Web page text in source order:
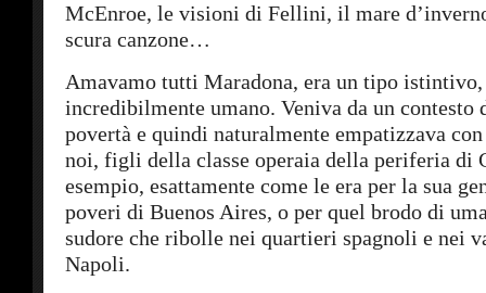
McEnroe, le visioni di Fellini, il mare
scura canzone…
Amavamo tutti Maradona, era un tipo istintivo,
incredibilmente umano. Veniva da un contesto
povertà e quindi naturalmente empatizzava
noi, figli della classe operaia della periferia di
esempio, esattamente come le era per la sua
poveri di Buenos Aires, o per quel brodo di
sudore che ribolle nei quartieri spagnoli e nei
Napoli.